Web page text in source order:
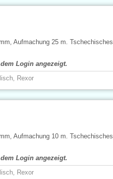
Aufmachung 25 m. Tschechisches
Login angezeigt.
Rexor
Aufmachung 10 m. Tschechisches
Login angezeigt.
Rexor